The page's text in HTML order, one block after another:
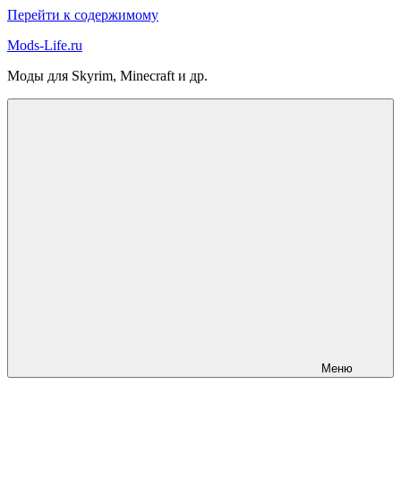
Перейти к содержимому
Mods-Life.ru
Моды для Skyrim, Minecraft и др.
Меню